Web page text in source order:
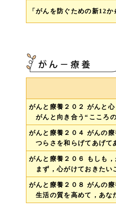
「がんを防ぐための新12
がんと療養２０２ がんと心
がんと向き合う“こころ
がんと療養２０４ がんの
つらさを和らげてあげ
がんと療養２０６ もしも
まず，心がけておきたい
がんと療養２０８ がんの
生活の質を高めて，あな